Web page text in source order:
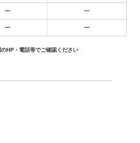
ー ー
ー ー
HP・電話等でご確認ください